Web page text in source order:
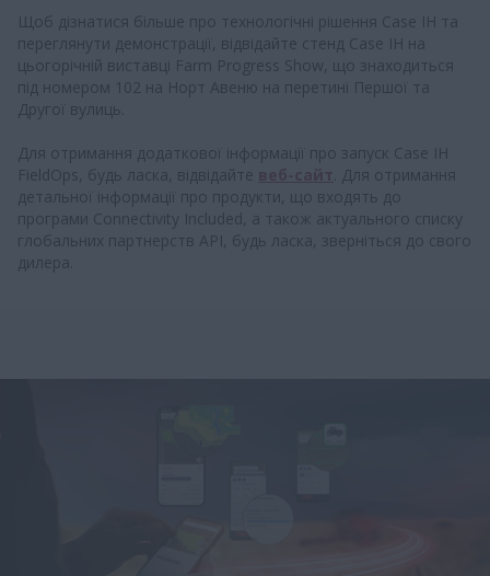
Щоб дізнатися більше про технологічні рішення Case IH та
переглянути демонстрації, відвідайте стенд Case IH на
цьогорічній виставці Farm Progress Show, що знаходиться
під номером 102 на Норт Авеню на перетині Першої та
Другої вулиць.
Для отримання додаткової інформації про запуск Case IH
FieldOps, будь ласка, відвідайте
. Для отримання
детальної інформації про продукти, що входять до
програми Connectivity Included, а також актуального списку
глобальних партнерств API, будь ласка, зверніться до свого
дилера.